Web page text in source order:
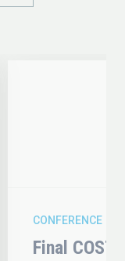
CONFERENCE
Final